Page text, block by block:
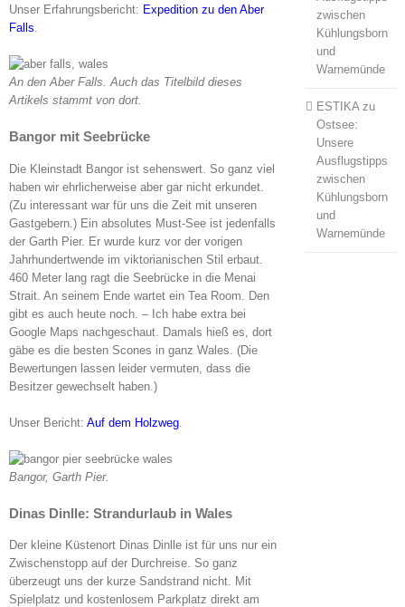
Unser Erfahrungsbericht: Expedition zu den Aber
Falls.
An den Aber Falls. Auch das Titelbild dieses
Artikels stammt von dort.
Bangor mit Seebrücke
Die Kleinstadt Bangor ist sehenswert. So ganz viel
haben wir ehrlicherweise aber gar nicht erkundet.
(Zu interessant war für uns die Zeit mit unseren
Gastgebern.) Ein absolutes Must-See ist jedenfalls
der Garth Pier. Er wurde kurz vor der vorigen
Jahrhundertwende im viktorianischen Stil erbaut.
460 Meter lang ragt die Seebrücke in die Menai
Strait. An seinem Ende wartet ein Tea Room. Den
gibt es auch heute noch. – Ich habe extra bei
Google Maps nachgeschaut. Damals hieß es, dort
gäbe es die besten Scones in ganz Wales. (Die
Bewertungen lassen leider vermuten, dass die
Besitzer gewechselt haben.)
Unser Bericht: Auf dem Holzweg
Bangor, Garth Pier.
Dinas Dinlle: Strandurlaub in Wales
Der kleine Küstenort Dinas Dinlle ist für uns nur ein
Zwischenstopp auf der Durchreise. So ganz
überzeugt uns der kurze Sandstrand nicht. Mit
Spielplatz und kostenlosem Parkplatz direkt am
zwischen
Kühlungsborn
und
Warnemünde
ESTIKAzu
Ostsee:
Unsere
Ausflugstipps
zwischen
Kühlungsborn
und
Warnemünde